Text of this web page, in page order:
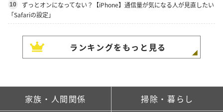
10
ずっとオンになってない？【iPhone】通信量が気になる人が見直したい
「Safariの設定」
ランキングをもっと見る
家族・人間関係 掃除・暮らし